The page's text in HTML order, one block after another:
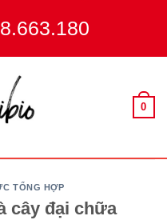
0
TỔNG HỢP
cây đại chữa